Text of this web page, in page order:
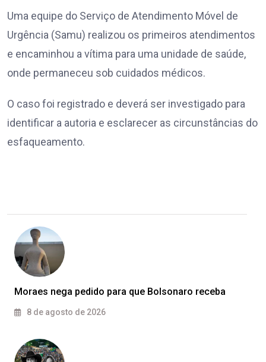
Uma equipe do Serviço de Atendimento Móvel de
Urgência (Samu) realizou os primeiros atendimentos
e encaminhou a vítima para uma unidade de saúde,
onde permaneceu sob cuidados médicos.
O caso foi registrado e deverá ser investigado para
identificar a autoria e esclarecer as circunstâncias do
esfaqueamento.
Moraes nega pedido para que Bolsonaro receba
8 de agosto de 2026